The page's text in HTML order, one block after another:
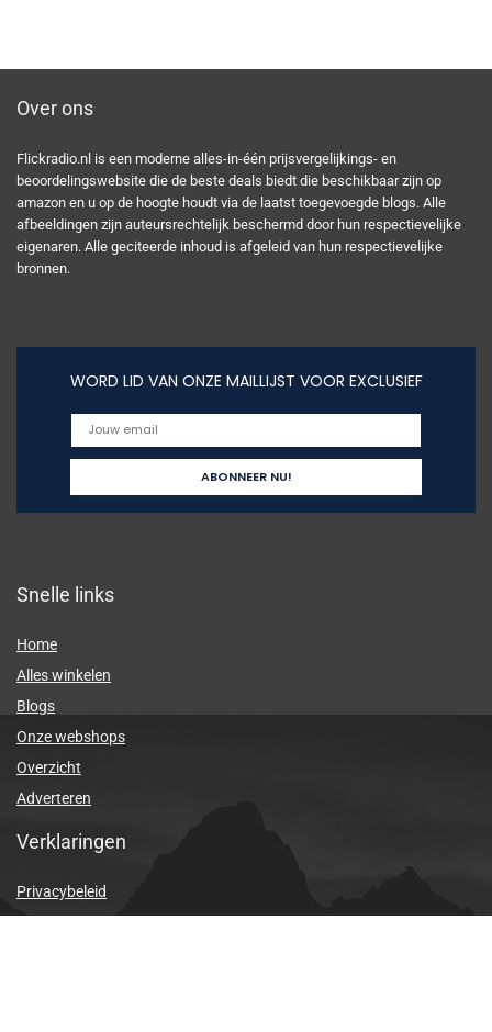
Over ons
Flickradio.nl is een moderne alles-in-één prijsvergelijkings- en
beoordelingswebsite die de beste deals biedt die beschikbaar zijn op
amazon en u op de hoogte houdt via de laatst toegevoegde blogs. Alle
afbeeldingen zijn auteursrechtelijk beschermd door hun respectievelijke
eigenaren. Alle geciteerde inhoud is afgeleid van hun respectievelijke
bronnen.
WORD LID VAN ONZE MAILLIJST VOOR EXCLUSIEF
Snelle links
Home
Alles winkelen
Blogs
Onze webshops
Overzicht
Adverteren
Verklaringen
Privacybeleid